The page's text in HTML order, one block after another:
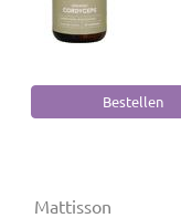
Mattisson